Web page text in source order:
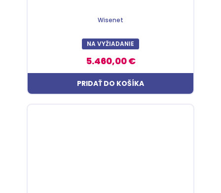
Wisenet
NA VYŽIADANIE
5.460,00 €
PRIDAŤ DO KOŠÍKA